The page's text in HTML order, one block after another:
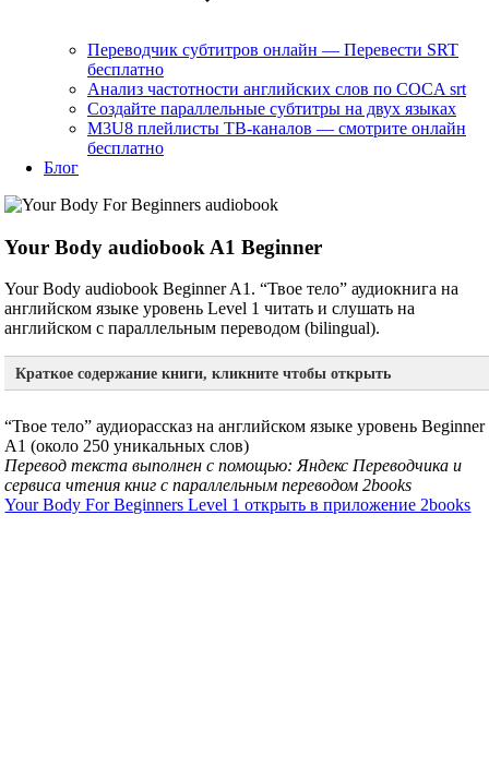
Переводчик субтитров онлайн — Перевести SRT
бесплатно
Анализ частотности английских слов по COCA srt
Создайте параллельные субтитры на двух языках
M3U8 плейлисты ТВ‑каналов — смотрите онлайн
бесплатно
Блог
Your Body audiobook A1 Beginner
Your Body audiobook Beginner A1. “Твое тело” аудиокнига на
английском языке уровень Level 1 читать и слушать на
английском с параллельным переводом (bilingual).
Краткое содержание книги, кликните чтобы открыть
“Твое тело” аудиорассказ на английском языке уровень Beginner
A1 (около 250 уникальных слов)
Перевод текста выполнен с помощью: Яндекс Переводчика и
сервиса чтения книг с параллельным переводом 2books
Your Body For Beginners Level 1 открыть в приложение 2books